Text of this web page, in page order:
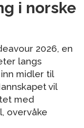
i norske
2026, en
langs
midler til
vil
med
overvåke